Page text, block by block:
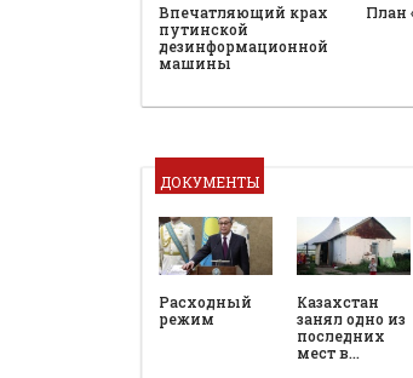
Впечатляющий крах
путинской
дезинформационной
машины
План
ДОКУМЕНТЫ
Расходный
режим
Казахстан
занял одно из
последних
мест в…